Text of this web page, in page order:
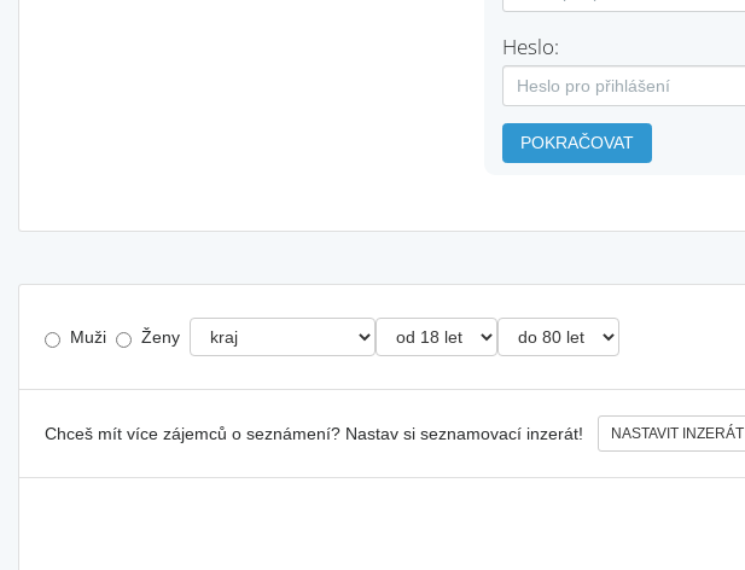
Heslo:
POKRAČOVAT
Muži Ženy
Chceš mít více zájemců o seznámení? Nastav si seznamovací inzerát! NASTAVIT INZERÁT